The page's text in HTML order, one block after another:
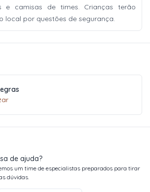
e camisas de times. Crianças terão
local por questões de segurança.
de ajuda?
um time de especialistas preparados para tirar
dúvidas.